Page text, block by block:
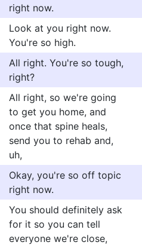
right now.
Look at you right now.
You're so high.
All right. You're so tough,
right?
All right, so we're going
to get you home, and
once that spine heals,
send you to rehab and,
uh,
Okay, you're so off topic
right now.
You should definitely ask
for it so you can tell
everyone we're close,